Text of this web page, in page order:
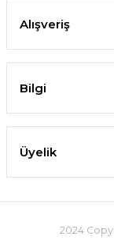
Alışveriş
Bilgi
Üyelik
2024